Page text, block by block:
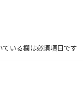
ている欄は必須項目です